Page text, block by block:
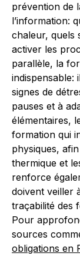
prévention de
l’information:
chaleur, quels
activer les
parallèle, la
indispensable:
signes de
pauses et à
élémentaires,
formation qui
physiques,
thermique et
renforce
doivent veiller
traçabilité des
Pour
sources
obligations en